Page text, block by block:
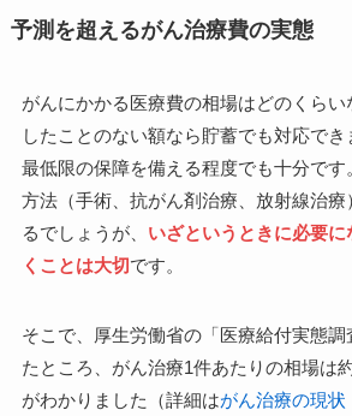
予測を超えるがん治療費の実態
がんにかかる医療費の相場はどのくら
したことのない額なら貯蓄でも対応で
最低限の保障を備える程度でも十分で
方法（手術、抗がん剤治療、放射線治
るでしょうが、 いざというときに必要
くことは大切です。
そこで、厚生労働省の「医療給付実態調
たところ、がん治療1件あたりの相場は
がわかりました（詳細はがん治療の現状